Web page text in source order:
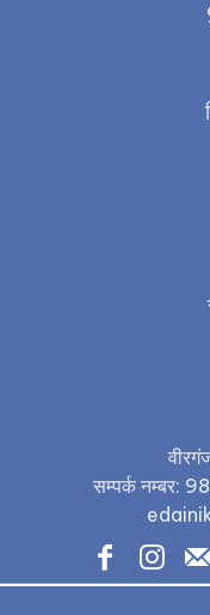
सम्पर्क नम्बर: